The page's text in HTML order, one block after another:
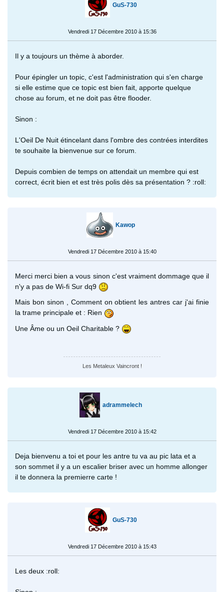
GuS-730
Vendredi 17 Décembre 2010 à 15:36
Il y a toujours un thème à aborder.
Pour épingler un topic, c'est l'administration qui s'en charge
si elle estime que ce topic est bien fait, apporte quelque
chose au forum, et ne doit pas être flooder.
Sinon :
L'Oeil De Nuit étincelant dans l'ombre des contrées interdites
te souhaite la bienvenue sur ce forum.
Depuis combien de temps on attendait un membre qui est
correct, écrit bien et est très polis dès sa présentation ? :roll:
Kawop
Vendredi 17 Décembre 2010 à 15:40
Merci merci bien a vous sinon c'est vraiment dommage que il
n'y a pas de Wi-fi Sur dq9
Mais bon sinon , Comment on obtient les antres car j'ai finie
la trame principale et : Rien
Une Âme ou un Oeil Charitable ?
Les Metaleux Vaincront !
adrammelech
Vendredi 17 Décembre 2010 à 15:42
Deja bienvenu a toi et pour les antre tu va au pic lata et a
son sommet il y a un escalier briser avec un homme allonger
il te donnera la premierre carte !
GuS-730
Vendredi 17 Décembre 2010 à 15:43
Les deux :roll: